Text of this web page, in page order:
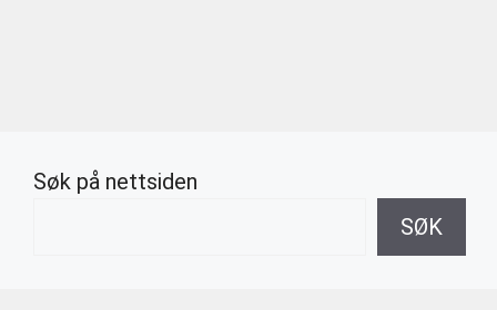
Søk på nettsiden
SØK